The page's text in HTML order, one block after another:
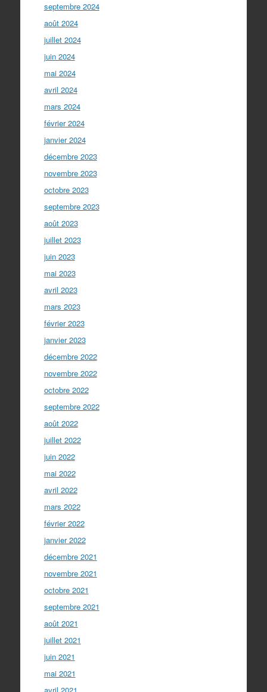
septembre 2024
août 2024
juillet 2024
juin 2024
mai 2024
avril 2024
mars 2024
février 2024
janvier 2024
décembre 2023
novembre 2023
octobre 2023
septembre 2023
août 2023
juillet 2023
juin 2023
mai 2023
avril 2023
mars 2023
février 2023
janvier 2023
décembre 2022
novembre 2022
octobre 2022
septembre 2022
août 2022
juillet 2022
juin 2022
mai 2022
avril 2022
mars 2022
février 2022
janvier 2022
décembre 2021
novembre 2021
octobre 2021
septembre 2021
août 2021
juillet 2021
juin 2021
mai 2021